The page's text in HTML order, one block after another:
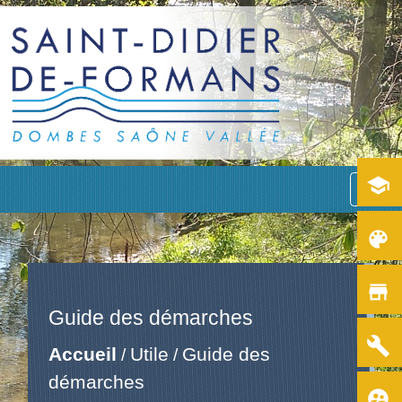
menu
Guide des démarches
Accueil / Utile / Guide des
démarches
school
color_lens
store
build